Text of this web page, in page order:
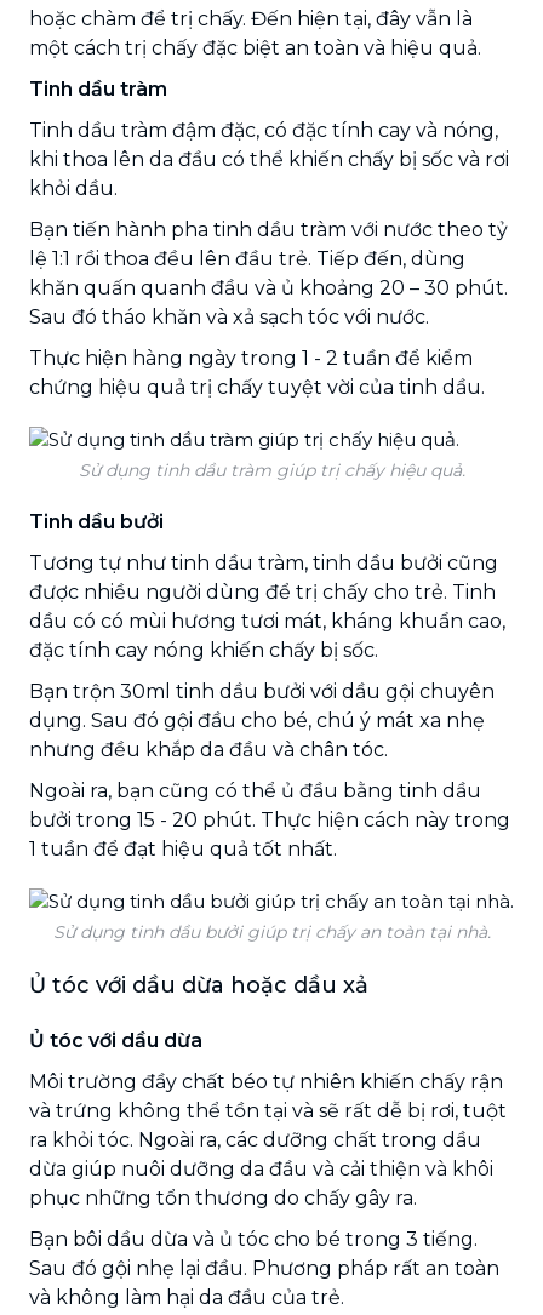
hoặc chàm để trị chấy. Đến hiện tại, đây vẫn là
một cách trị chấy đặc biệt an toàn và hiệu quả.
Tinh dầu tràm
Tinh dầu tràm đậm đặc, có đặc tính cay và nóng,
khi thoa lên da đầu có thể khiến chấy bị sốc và rơi
khỏi dầu.
Bạn tiến hành pha tinh dầu tràm với nước theo tỷ
lệ 1:1 rồi thoa đều lên đầu trẻ. Tiếp đến, dùng
khăn quấn quanh đầu và ủ khoảng 20 – 30 phút.
Sau đó tháo khăn và xả sạch tóc với nước.
Thực hiện hàng ngày trong 1 - 2 tuần để kiểm
chứng hiệu quả trị chấy tuyệt vời của tinh dầu.
Sử dụng tinh dầu tràm giúp trị chấy hiệu quả.
Tinh dầu bưởi
Tương tự như tinh dầu tràm, tinh dầu bưởi cũng
được nhiều người dùng để trị chấy cho trẻ. Tinh
dầu có có mùi hương tươi mát, kháng khuẩn cao,
đặc tính cay nóng khiến chấy bị sốc.
Bạn trộn 30ml tinh dầu bưởi với dầu gội chuyên
dụng. Sau đó gội đầu cho bé, chú ý mát xa nhẹ
nhưng đều khắp da đầu và chân tóc.
Ngoài ra, bạn cũng có thể ủ đầu bằng tinh dầu
bưởi trong 15 - 20 phút. Thực hiện cách này trong
1 tuần để đạt hiệu quả tốt nhất.
Sử dụng tinh dầu bưởi giúp trị chấy an toàn tại nhà.
Ủ tóc với dầu dừa hoặc dầu xả
Ủ tóc với dầu dừa
Môi trường đầy chất béo tự nhiên khiến chấy rận
và trứng không thể tồn tại và sẽ rất dễ bị rơi, tuột
ra khỏi tóc. Ngoài ra, các dưỡng chất trong dầu
dừa giúp nuôi dưỡng da đầu và cải thiện và khôi
phục những tổn thương do chấy gây ra.
Bạn bôi dầu dừa và ủ tóc cho bé trong 3 tiếng.
Sau đó gội nhẹ lại đầu. Phương pháp rất an toàn
và không làm hại da đầu của trẻ.